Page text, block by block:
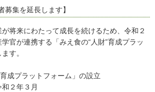
募集を延長します】
将来にわたって成長を続けるため、令和２
官が連携する「みえ食の“人財”育成プラッ
す。
成プラットフォーム」の設立
２年３月